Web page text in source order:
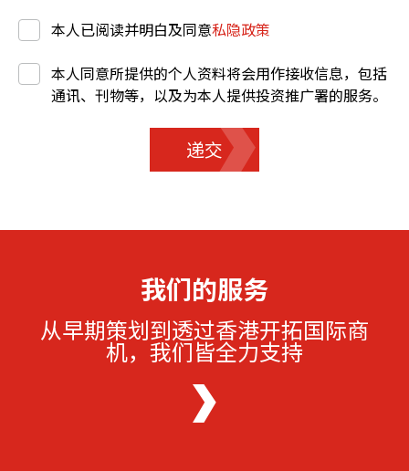
本人已阅读并明白及同意私隐政策
本人同意所提供的个人资料将会用作接收信息，包括
通讯、刊物等，以及为本人提供投资推广署的服务。
递交
我们的服务
从早期策划到透过香港开拓国际商
机，我们皆全力支持